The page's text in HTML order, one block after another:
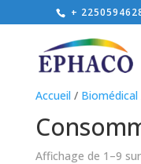
+
Accueil / Biomédical
Affichage de 1–9